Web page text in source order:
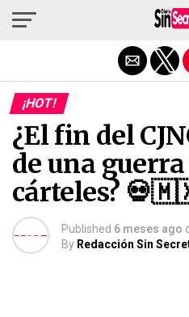
¡HOT!
¿El fin del
de una
cárteles?
Published 6 meses ago
By Redacción Sin
Salir de la